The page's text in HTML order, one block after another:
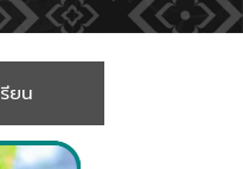
ยน